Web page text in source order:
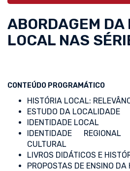
ABORDAGEM DA
LOCAL NAS
CONTEÚDO PROGRAMÁTICO
HISTÓRIA LOCAL:
ESTUDO DA LOCALIDADE
IDENTIDADE LOCAL
IDENTIDADE REGIONAL
CULTURAL
LIVROS DIDÁTICOS E
PROPOSTAS DE ENSINO